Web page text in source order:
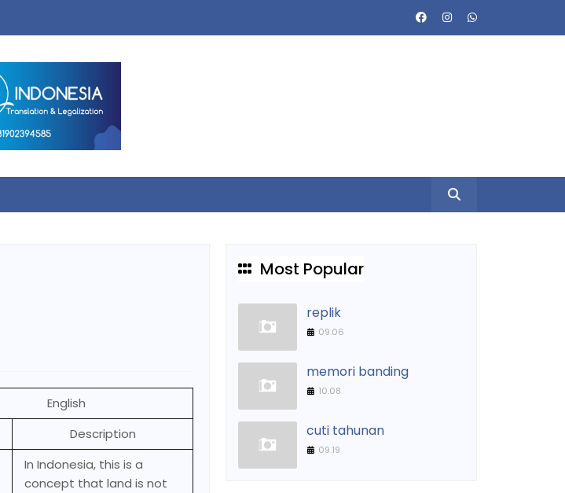
English
Description
In Indonesia, this is a
concept that land is not
Most Popular
replik
09.06
memori banding
10.08
cuti tahunan
09.19